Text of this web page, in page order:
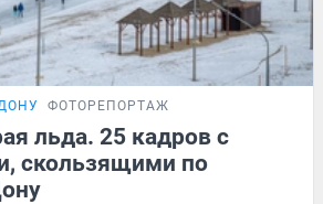
ФОТОРЕПОРТАЖ
льда. 25 кадров с
скользящими по